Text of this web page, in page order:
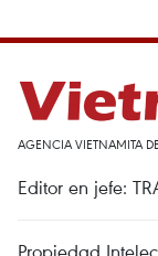
AGENCIA VIETNAMITA
Editor en jefe: